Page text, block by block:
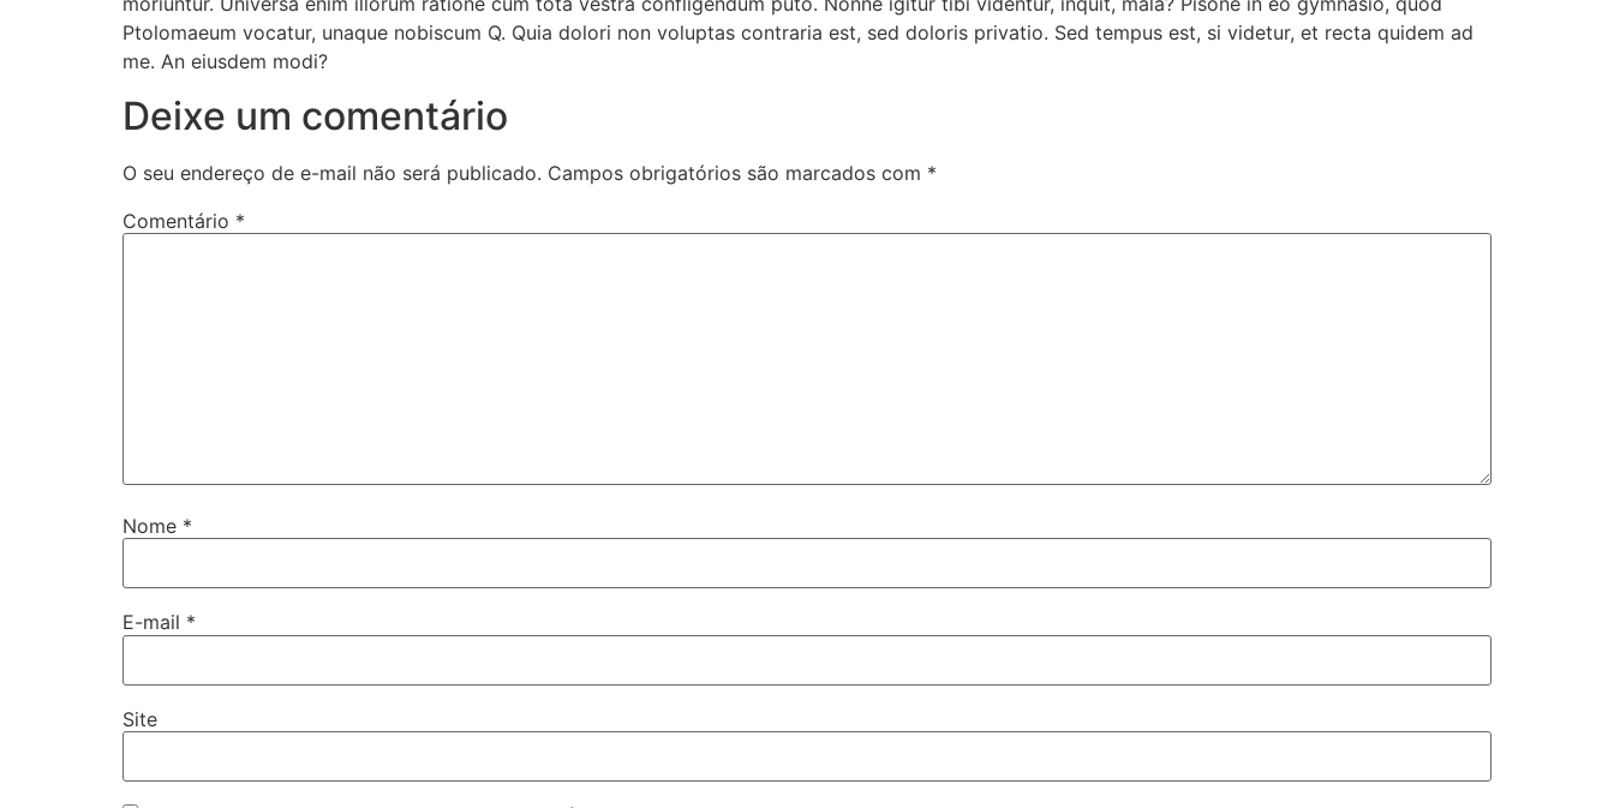
Ptolomaeum vocatur, unaque nobiscum Q. Quia dolori non voluptas contraria est, sed doloris privatio. Sed tempus est, si videtur, et recta quidem ad
me. An eiusdem modi?
Deixe um comentário
O seu endereço de e-mail não será publicado. Campos obrigatórios são marcados com *
Comentário *
Nome *
E-mail *
Site